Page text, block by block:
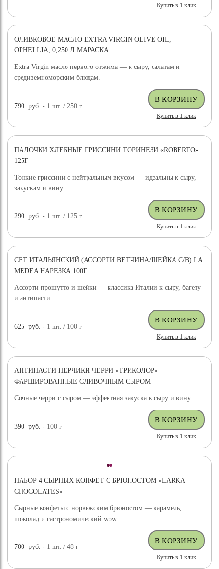
Купить в 1 клик
ОЛИВКОВОЕ МАСЛО EXTRA VIRGIN OLIVE OIL,
OPHELLIA, 0,250 Л МАРАСКА
Extra Virgin масло первого отжима — к сыру, салатам и
средиземноморским блюдам.
790 руб. - 1шт. / 250г
Купить в 1 клик
ПАЛОЧКИ ХЛЕБНЫЕ ГРИССИНИ ТОРИНЕЗИ «ROBERTO»
125Г
Тонкие гриссини с нейтральным вкусом — идеальны к сыру,
закускам и вину.
290 руб. - 1шт. / 125г
Купить в 1 клик
СЕТ ИТАЛЬЯНСКИЙ (АССОРТИ ВЕТЧИНА/ШЕЙКА С/В) LA
MEDEA НАРЕЗКА 100Г
Ассорти прошутто и шейки — классика Италии к сыру, багету
и антипасти.
625 руб. - 1шт. / 100г
Купить в 1 клик
АНТИПАСТИ ПЕРЧИКИ ЧЕРРИ «ТРИКОЛОР»
ФАРШИРОВАННЫЕ СЛИВОЧНЫМ СЫРОМ
Сочные черри с сыром — эффектная закуска к сыру и вину.
390 руб. - 100г
Купить в 1 клик
НАБОР 4 СЫРНЫХ КОНФЕТ С БРЮНОСТОМ «LARKA
CHOCOLATES»
Сырные конфеты с норвежским брюностом — карамель,
шоколад и гастрономический wow.
700 руб. - 1шт. / 48г
Купить в 1 клик